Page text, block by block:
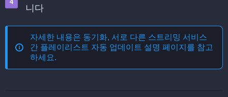
니다
자세한 내용은 동기화, 서로 다른 스트리밍 서비스
간 플레이리스트 자동 업데이트 설명 페이지를 참고
하세요.